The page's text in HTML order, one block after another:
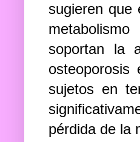
sugieren que
soportan la
sujetos en
pérdida de la